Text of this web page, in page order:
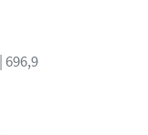
696,9